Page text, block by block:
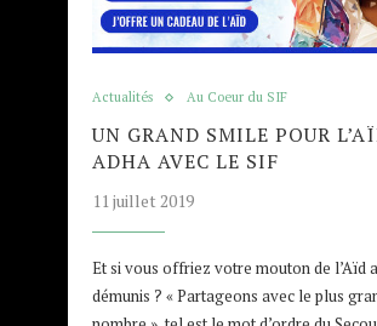
Actualités Au Coeur du SIF
UN GRAND SMILE POUR
ADHA AVEC LE SIF
11 juillet 2019
Et si vous offriez votre mouton de l’Aïd
démunis ? « Partageons avec le plus